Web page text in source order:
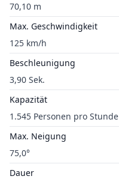
70,10 m
Max. Geschwindigkeit
125 km/h
Beschleunigung
3,90 Sek.
Kapazität
1.545 Personen pro Stunde
Max. Neigung
75,0°
Dauer